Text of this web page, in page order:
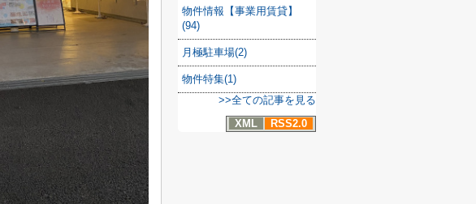
物件情報【事業用賃貸】
(94)
月極駐車場(2)
物件特集(1)
>>全ての記事を見る
XML
RSS2.0